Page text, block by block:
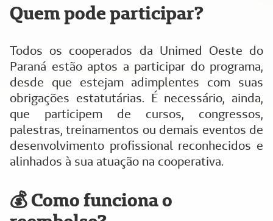
Quem pode participar?
Todos os cooperados da Unimed Oeste do
Paraná estão aptos a participar do programa,
desde que estejam adimplentes com suas
obrigações estatutárias. É necessário, ainda,
que participem de cursos, congressos,
palestras, treinamentos ou demais eventos de
desenvolvimento profissional reconhecidos e
alinhados à sua atuação na cooperativa.
💰 Como funciona o